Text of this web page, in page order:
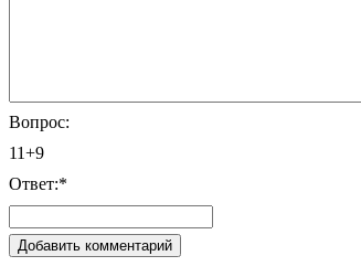
Вопрос:
11+9
Ответ:*